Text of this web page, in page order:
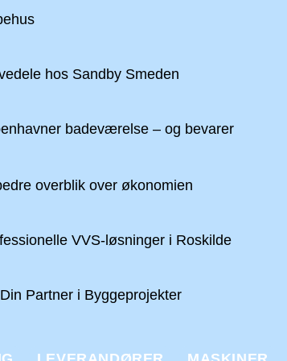
hos Sandby Smeden
badeværelse – og bevarer
overblik over økonomien
VVS-løsninger i Roskilde
Partner i Byggeprojekter